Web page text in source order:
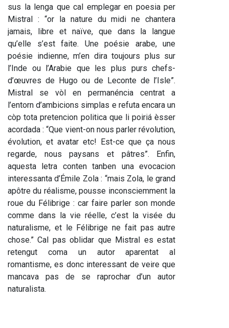
sus la lenga que cal emplegar en poesia per
Mistral : “or la nature du midi ne chantera
jamais, libre et naïve, que dans la langue
qu’elle s’est faite. Une poésie arabe, une
poésie indienne, m’en dira toujours plus sur
l’Inde ou l’Arabie que les plus purs chefs-
d’œuvres de Hugo ou de Leconte de l’Isle”.
Mistral se vòl en permanéncia centrat a
l’entorn d’ambicions simplas e refuta encara un
còp tota pretencion politica que li poiriá èsser
acordada : “Que vient-on nous parler révolution,
évolution, et avatar etc! Est-ce que ça nous
regarde, nous paysans et pâtres”. Enfin,
aquesta letra conten tanben una evocacion
interessanta d’Émile Zola : “mais Zola, le grand
apôtre du réalisme, pousse inconsciemment la
roue du Félibrige : car faire parler son monde
comme dans la vie réelle, c’est la visée du
naturalisme, et le Félibrige ne fait pas autre
chose.” Cal pas oblidar que Mistral es estat
retengut coma un autor aparentat al
romantisme, es donc interessant de veire que
mancava pas de se raprochar d’un autor
naturalista.